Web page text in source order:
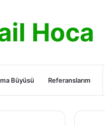
Hoca
Büyüsü Referanslarım